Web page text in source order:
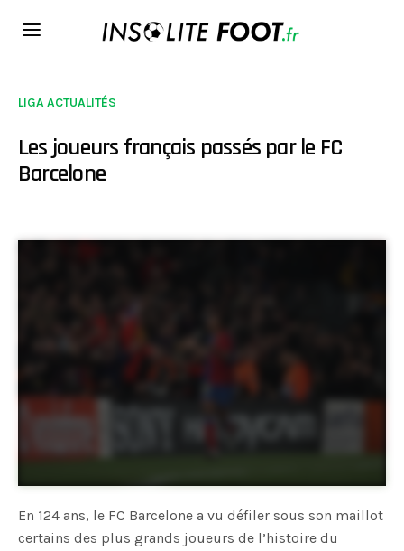
LIGA ACTUALITÉS
Les joueurs français passés par le FC
Barcelone
En 124 ans, le FC Barcelone a vu défiler sous son maillot
certains des plus grands joueurs de l’histoire du